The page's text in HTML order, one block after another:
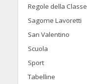
Regole della Classe
Sagome Lavoretti
San Valentino
Scuola
Sport
Tabelline